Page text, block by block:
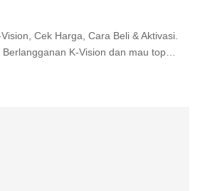
Cek Harga, Cara Beli & Aktivasi.
K-Vision dan mau top…